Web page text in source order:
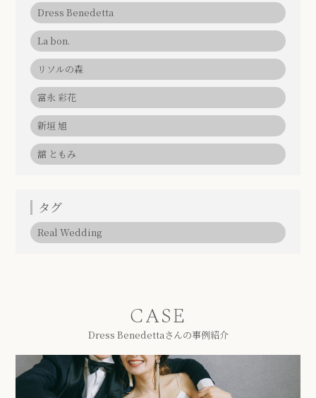
Dress Benedetta
La bon.
リソルの森
富永 彩花
新垣 旭
舘 ともみ
タグ
Real Wedding
CASE
Dress Benedettaさんの事例紹介